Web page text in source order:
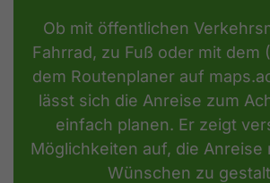
Ob mit öffentlichen
Fahrrad, zu Fuß oder mit dem
dem Routenplaner auf
lässt sich die Anreise zum
einfach planen. Er zeigt
Möglichkeiten auf, die Anreise
Wünschen zu